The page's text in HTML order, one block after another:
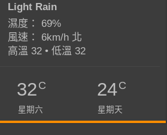
Light Rain
濕度： 69%
風速： 6km/h 北
高溫 32 • 低溫 32
32C
星期六
24C
星期天